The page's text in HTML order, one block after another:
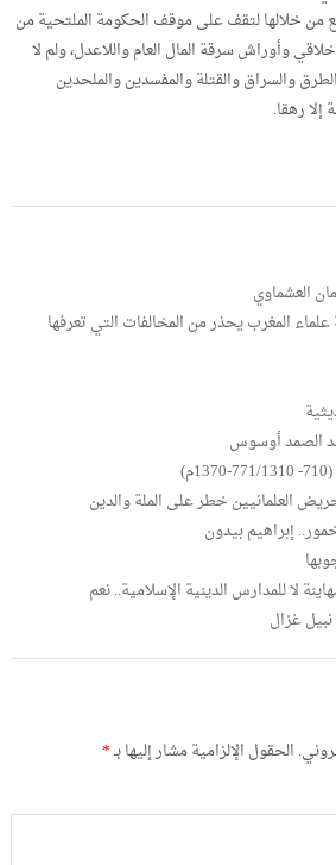
من خلالها لتقف على موقف الحكومة الملتحية من
وأوراش سرقة المال العام واللاعدل، ولم لا
والسراق والقتلة والمفسدين والملحدين
إلا رهقا.
العشماوي
المغرب يحذر من المخالفات التي تعرفها
الصمد أوسوس
العلمانيين خطر على الملة والدين
إبراهيم بيدون
لا للمدارس الدينية الإسلامية.. نعم
غزال
الحقول الإلزامية مشار إليها بـ*